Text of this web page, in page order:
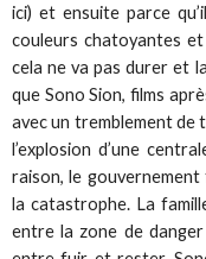
ici) et ensuite parce
couleurs chatoyantes et
cela ne va pas durer et
que Sono Sion, films
avec un tremblement de
l’explosion d’une
raison, le
la catastrophe. La
entre la zone de